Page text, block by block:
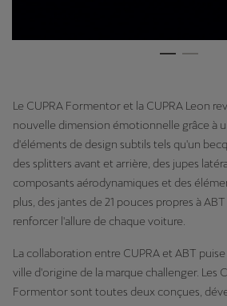
Le CUPRA Formentor et la CUPRA Leon
nouvelle dimension émotionnelle grâce à
d'éléments de design subtils tels qu'un
des splitters avant et arrière, des jupes
composants aérodynamiques et des
plus, des jantes de 21 pouces propres à
renforcer l'allure de chaque voiture.
La collaboration entre CUPRA et ABT
ville d'origine de la marque challenger. Les
Formentor sont toutes deux conçues,